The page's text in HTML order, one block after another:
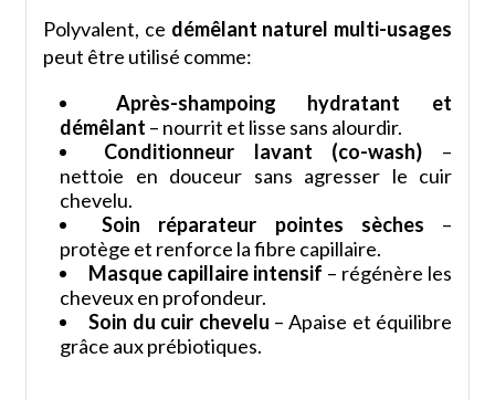
Polyvalent, ce démêlant naturel multi-usages
peut être utilisé comme:
Après-shampoing hydratant et
démêlant – nourrit et lisse sans alourdir.
Conditionneur lavant (co-wash) –
nettoie en douceur sans agresser le cuir
chevelu.
Soin réparateur pointes sèches –
protège et renforce la fibre capillaire.
Masque capillaire intensif – régénère les
cheveux en profondeur.
Soin du cuir chevelu – Apaise et équilibre
grâce aux prébiotiques.